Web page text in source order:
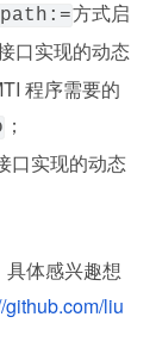
=方式启
口实现的动态
程序需要的
；
口实现的动态
体感兴趣想
github.com/liu